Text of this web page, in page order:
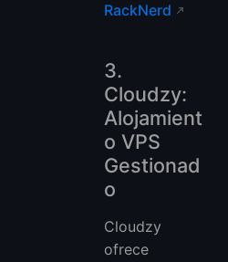
RackNerd
3.
Cloudzy:
Alojamient
o VPS
Gestionad
o
Cloudzy
ofrece